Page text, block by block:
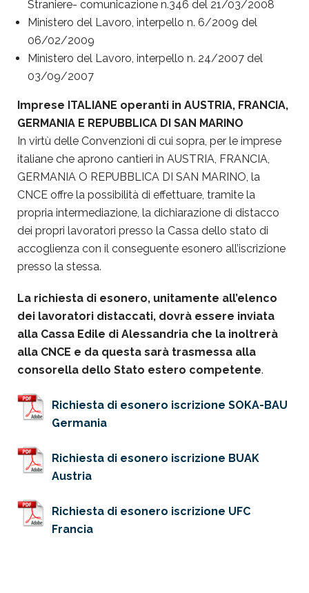
Straniere- comunicazione n.346 del 21/03/2008
Ministero del Lavoro, interpello n. 6/2009 del
06/02/2009
Ministero del Lavoro, interpello n. 24/2007 del
03/09/2007
Imprese ITALIANE operanti in AUSTRIA, FRANCIA,
GERMANIA E REPUBBLICA DI SAN MARINO
In virtù delle Convenzioni di cui sopra, per le imprese
italiane che aprono cantieri in AUSTRIA, FRANCIA,
GERMANIA O REPUBBLICA DI SAN MARINO, la
CNCE offre la possibilità di effettuare, tramite la
propria intermediazione, la dichiarazione di distacco
dei propri lavoratori presso la Cassa dello stato di
accoglienza con il conseguente esonero all’iscrizione
presso la stessa.
La richiesta di esonero, unitamente all’elenco
dei lavoratori distaccati, dovrà essere inviata
alla Cassa Edile di Alessandria che la inoltrerà
alla CNCE e da questa sarà trasmessa alla
consorella dello Stato estero competente.
Richiesta di esonero iscrizione SOKA-BAU
Germania
Richiesta di esonero iscrizione BUAK
Austria
Richiesta di esonero iscrizione UFC
Francia